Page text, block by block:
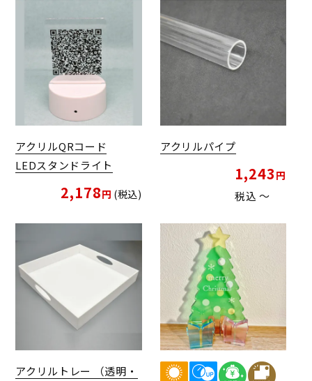
アクリルQRコード
LEDスタンドライト
2,178 税込
アクリルパイプ
1,243
税込 〜
アクリルトレー （透明・